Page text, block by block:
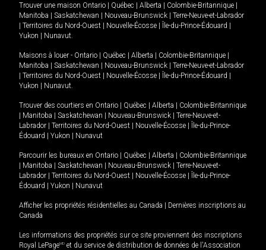
Trouver une maison Ontario | Québec | Alberta | Colombie-Britannique |
Manitoba | Saskatchewan | Nouveau-Brunswick | Terre-Neuve-et-Labrador
| Territoires du Nord-Ouest | Nouvelle-Écosse | Île-du-Prince-Édouard |
Yukon | Nunavut
Maisons à louer - Ontario | Québec | Alberta | Colombie-Britannique |
Manitoba | Saskatchewan | Nouveau-Brunswick | Terre-Neuve-et-Labrador
| Territoires du Nord-Ouest | Nouvelle-Écosse | Île-du-Prince-Édouard |
Yukon | Nunavut
Trouver des courtiers en Ontario | Québec | Alberta | Colombie-Britannique
| Manitoba | Saskatchewan | Nouveau-Brunswick | Terre-Neuve-et-
Labrador | Territoires du Nord-Ouest | Nouvelle-Écosse | Île-du-Prince-
Édouard | Yukon | Nunavut
Parcourir les bureaux en Ontario | Québec | Alberta | Colombie-Britannique
| Manitoba | Saskatchewan | Nouveau-Brunswick | Terre-Neuve-et-
Labrador | Territoires du Nord-Ouest | Nouvelle-Écosse | Île-du-Prince-
Édouard | Yukon | Nunavut
Afficher les propriétés résidentielles au Canada | Dernières inscriptions au
Canada
Les informations des propriétés sur ce site proviennent des inscriptions
Royal LePageMD et du service de distribution de données de l'Association